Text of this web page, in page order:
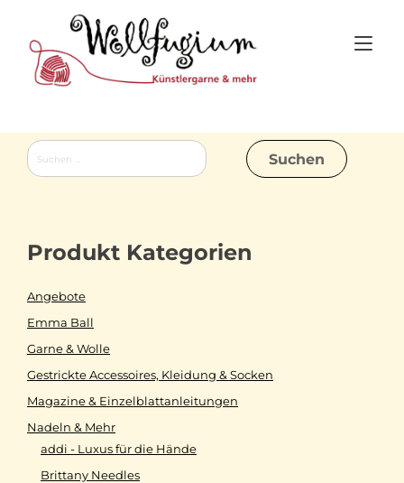
content
Suchen
nach:
Produkt Kategorien
Angebote
Emma Ball
Garne & Wolle
Gestrickte Accessoires, Kleidung & Socken
Magazine & Einzelblattanleitungen
Nadeln & Mehr
addi - Luxus für die Hände
Brittany Needles